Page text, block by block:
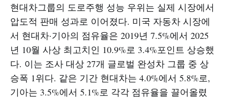
현대차그룹의 도로주행 성능 우위는 실제 시장에서
압도적 판매 성과로 이어졌다. 미국 자동차 시장에
서 현대차·기아의 점유율은 2019년 7.5%에서 2025
년 10월 사상 최고치인 10.9%로 3.4%포인트 상승했
다. 이는 조사 대상 27개 글로벌 완성차 그룹 중 상
승폭 1위다. 같은 기간 현대차는 4.0%에서 5.8%로,
기아는 3.5%에서 5.1%로 각각 점유율을 끌어올렸